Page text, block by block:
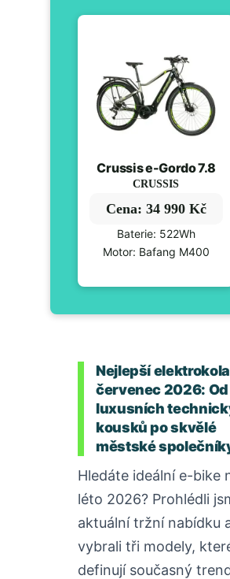
Crussis e-Gordo 7.8
CRUSSIS
Cena: 34 990 Kč
Baterie: 522Wh
Motor: Bafang M400
Nejlepší
červenec 2026: Od
luxusních
kousků po skvělé
městské
Hledáte ideální e-bike
léto 2026? Prohlédli
aktuální tržní nabídku
vybrali tři modely,
definují současný